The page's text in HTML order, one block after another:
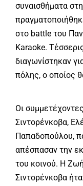
συναισθήματα
στο battle του
Karaoke.
διαγωνίστηκαν
πόλης, ο οποίος
Οι
Σιντορένκοβα,
Παπαδοπούλου,
απέσπασαν την
του κοινού. Η
Σιντορένκοβα